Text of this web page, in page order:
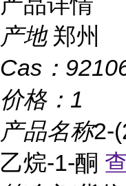
产地 郑州
Cas：
价格： 1
产品名称2-
乙烷-1-酮